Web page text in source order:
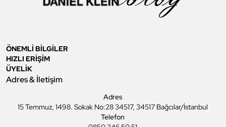
ÖNEMLİ BİLGİLER
HIZLI ERİŞİM
ÜYELİK
Adres & İletişim
Adres
15 Temmuz, 1498. Sokak No:28 34517, 34517 Bağcılar/İstanbul
Telefon